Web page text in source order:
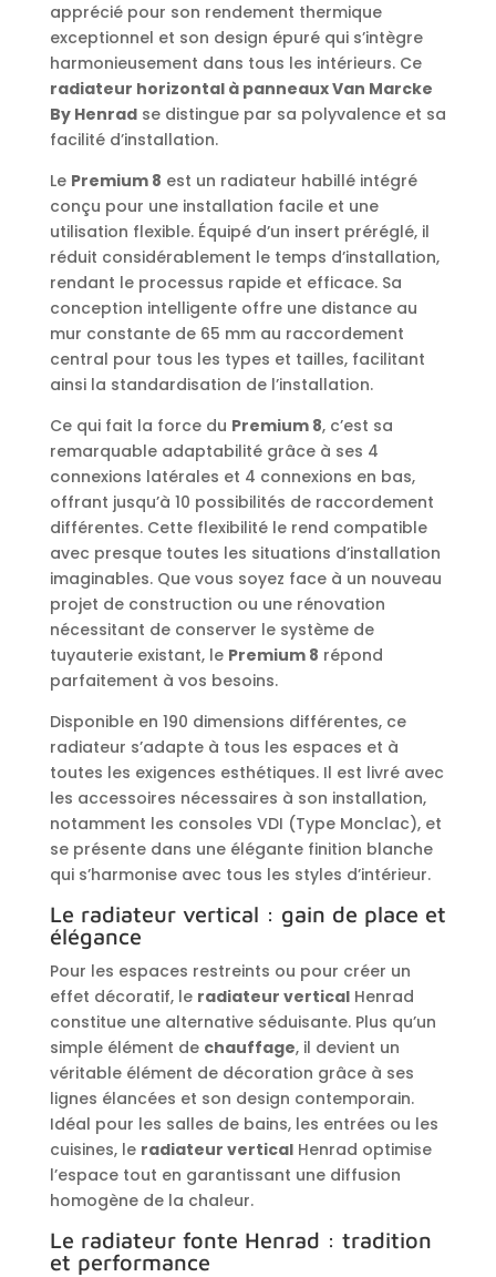
apprécié pour son rendement thermique
exceptionnel et son design épuré qui s’intègre
harmonieusement dans tous les intérieurs. Ce
radiateur horizontal à panneaux Van Marcke
By Henradse distingue par sa polyvalence et sa
facilité d’installation.
Le Premium 8 est un radiateur habillé intégré
conçu pour une installation facile et une
utilisation flexible. Équipé d’un insert préréglé, il
réduit considérablement le temps d’installation,
rendant le processus rapide et efficace. Sa
conception intelligente offre une distance au
mur constante de 65 mm au raccordement
central pour tous les types et tailles, facilitant
ainsi la standardisation de l’installation.
Ce qui fait la force du Premium 8, c’est sa
remarquable adaptabilité grâce à ses 4
connexions latérales et 4 connexions en bas,
offrant jusqu’à 10 possibilités de raccordement
différentes. Cette flexibilité le rend compatible
avec presque toutes les situations d’installation
imaginables. Que vous soyez face à un nouveau
projet de construction ou une rénovation
nécessitant de conserver le système de
tuyauterie existant, le Premium 8 répond
parfaitement à vos besoins.
Disponible en 190 dimensions différentes, ce
radiateur s’adapte à tous les espaces et à
toutes les exigences esthétiques. Il est livré avec
les accessoires nécessaires à son installation,
notamment les consoles VDI (Type Monclac), et
se présente dans une élégante finition blanche
qui s’harmonise avec tous les styles d’intérieur.
Le radiateur vertical : gain de place et
élégance
Pour les espaces restreints ou pour créer un
effet décoratif, le radiateur verticalHenrad
constitue une alternative séduisante. Plus qu’un
simple élément de chauffage, il devient un
véritable élément de décoration grâce à ses
lignes élancées et son design contemporain.
Idéal pour les salles de bains, les entrées ou les
cuisines, le radiateur verticalHenrad optimise
l’espace tout en garantissant une diffusion
homogène de la chaleur.
Le radiateur fonte Henrad : tradition
et performance